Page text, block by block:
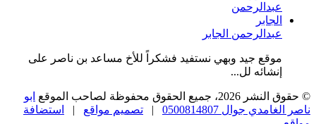
عبدالرحمن الجابر
موقع جيد وبهي نستفيد فشكراً للأخ مساعد بن ناصر على
إنشائه لل...
© حقوق النشر 2026، جميع الحقوق محفوظة لصاحب الموقع
ابو
ناصر الغامدي جوال 0500814807
| تصميم مواقع |
استضافة